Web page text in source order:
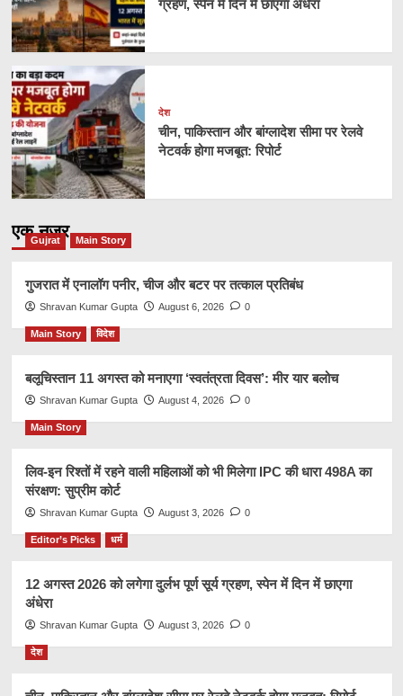
ग्रहण, स्पेन में दिन में छाएगा अंधेरा
देश
चीन, पाकिस्तान और बांग्लादेश सीमा पर रेलवे
नेटवर्क होगा मजबूत: रिपोर्ट
एक नज़र
Gujrat Main Story
गुजरात में एनालॉग पनीर, चीज और बटर पर तत्काल प्रतिबंध
Shravan Kumar Gupta August 6, 2026 0
Main Story विदेश
बलूचिस्तान 11 अगस्त को मनाएगा ‘स्वतंत्रता दिवस’: मीर यार बलोच
Shravan Kumar Gupta August 4, 2026 0
Main Story
लिव-इन रिश्तों में रहने वाली महिलाओं को भी मिलेगा IPC की धारा 498A का
संरक्षण: सुप्रीम कोर्ट
Shravan Kumar Gupta August 3, 2026 0
Editor’s Picks धर्म
12 अगस्त 2026 को लगेगा दुर्लभ पूर्ण सूर्य ग्रहण, स्पेन में दिन में छाएगा
अंधेरा
Shravan Kumar Gupta August 3, 2026 0
देश